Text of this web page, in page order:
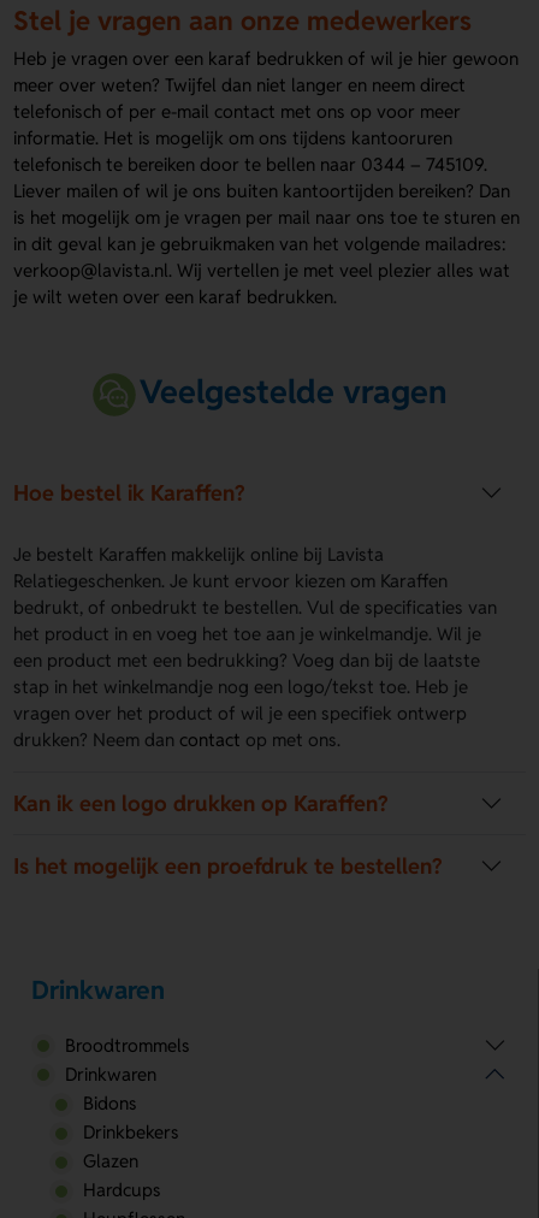
Stel je vragen aan onze medewerkers
Heb je vragen over een karaf bedrukken of wil je hier gewoon
meer over weten? Twijfel dan niet langer en neem direct
telefonisch of per e-mail contact met ons op voor meer
informatie. Het is mogelijk om ons tijdens kantooruren
telefonisch te bereiken door te bellen naar 0344 – 745109.
Liever mailen of wil je ons buiten kantoortijden bereiken? Dan
is het mogelijk om je vragen per mail naar ons toe te sturen en
in dit geval kan je gebruikmaken van het volgende mailadres:
verkoop@lavista.nl. Wij vertellen je met veel plezier alles wat
je wilt weten over een karaf bedrukken.
Veelgestelde vragen
Hoe bestel ik Karaffen?
Je bestelt Karaffen makkelijk online bij Lavista
Relatiegeschenken. Je kunt ervoor kiezen om Karaffen
bedrukt, of onbedrukt te bestellen. Vul de specificaties van
het product in en voeg het toe aan je winkelmandje. Wil je
een product met een bedrukking? Voeg dan bij de laatste
stap in het winkelmandje nog een logo/tekst toe. Heb je
vragen over het product of wil je een specifiek ontwerp
drukken? Neem dan contact op met ons.
Kan ik een logo drukken op Karaffen?
Is het mogelijk een proefdruk te bestellen?
Drinkwaren
Broodtrommels
Drinkwaren
Bidons
Drinkbekers
Glazen
Hardcups